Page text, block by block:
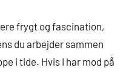
frygt og fascination,
du arbejder sammen
i tide. Hvis I har mod på